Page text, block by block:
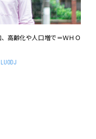
高齢化や人口増で＝ＷＨＯ